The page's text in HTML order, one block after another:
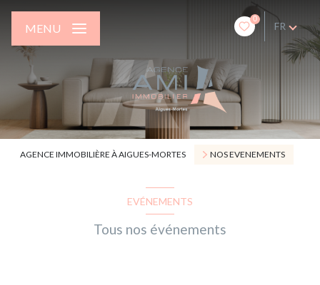
0
FR
MENU
AGENCE IMMOBILIÈRE À AIGUES-MORTES NOS EVENEMENTS
EVÉNEMENTS
Tous nos événements